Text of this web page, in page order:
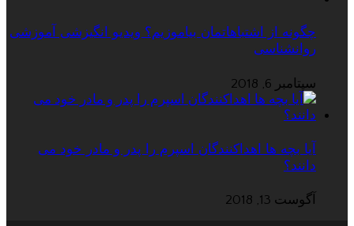
چگونه از اشتباهاتمان بیاموزیم؟ ویدیو انگیزشی آموزشی
روانشناسی
سپتامبر 6, 2018
آیا بچه ها اهداکنندگان اسپرم را پدر و مادر خود می
دانند؟
آگوست 13, 2018